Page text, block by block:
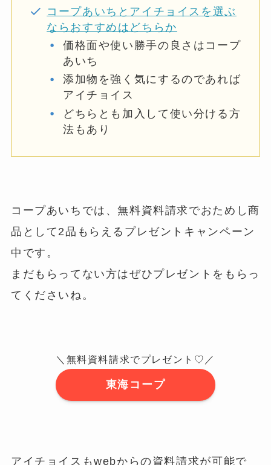
コープあいちとアイチョイスを選ぶ
ならおすすめはどちらか
価格面や使い勝手の良さはコープ
あいち
添加物を強く気にするのであれば
アイチョイス
どちらとも加入して使い分ける方
法もあり
コープあいちでは、無料資料請求でおためし商
品として2品もらえるプレゼントキャンペーン
中です。
まだもらってない方はぜひプレゼントをもらっ
てくださいね。
＼無料資料請求でプレゼント♡／
東海コープ
アイチョイスもwebからの資料請求が可能で